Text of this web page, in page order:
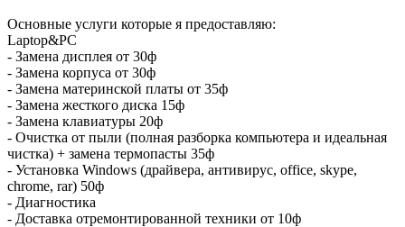
Основные услуги которые я предоставляю:
Laptop&PC
- Замена дисплея от 30ф
- Замена корпуса от 30ф
- Замена материнской платы от 35ф
- Замена жесткого диска 15ф
- Замена клавиатуры 20ф
- Очистка от пыли (полная разборка компьютера и идеальная
чистка) + замена термопасты 35ф
- Установка Windows (драйвера, антивирус, office, skype,
chrome, rar) 50ф
- Диагностика
- Доставка отремонтированной техники от 10ф